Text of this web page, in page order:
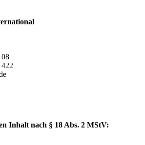
08
Inhalt nach § 18 Abs. 2 MStV: